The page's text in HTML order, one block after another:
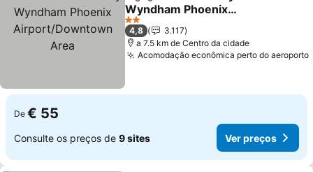
Wyndham Phoenix
Airport/Downtown Area
2 Estrelas
4,8
3.117
a 7.5 km de Centro da cidade
Acomodação econômica perto do aeroporto
De € 55
Consulte os preços de 9 sites Ver preços